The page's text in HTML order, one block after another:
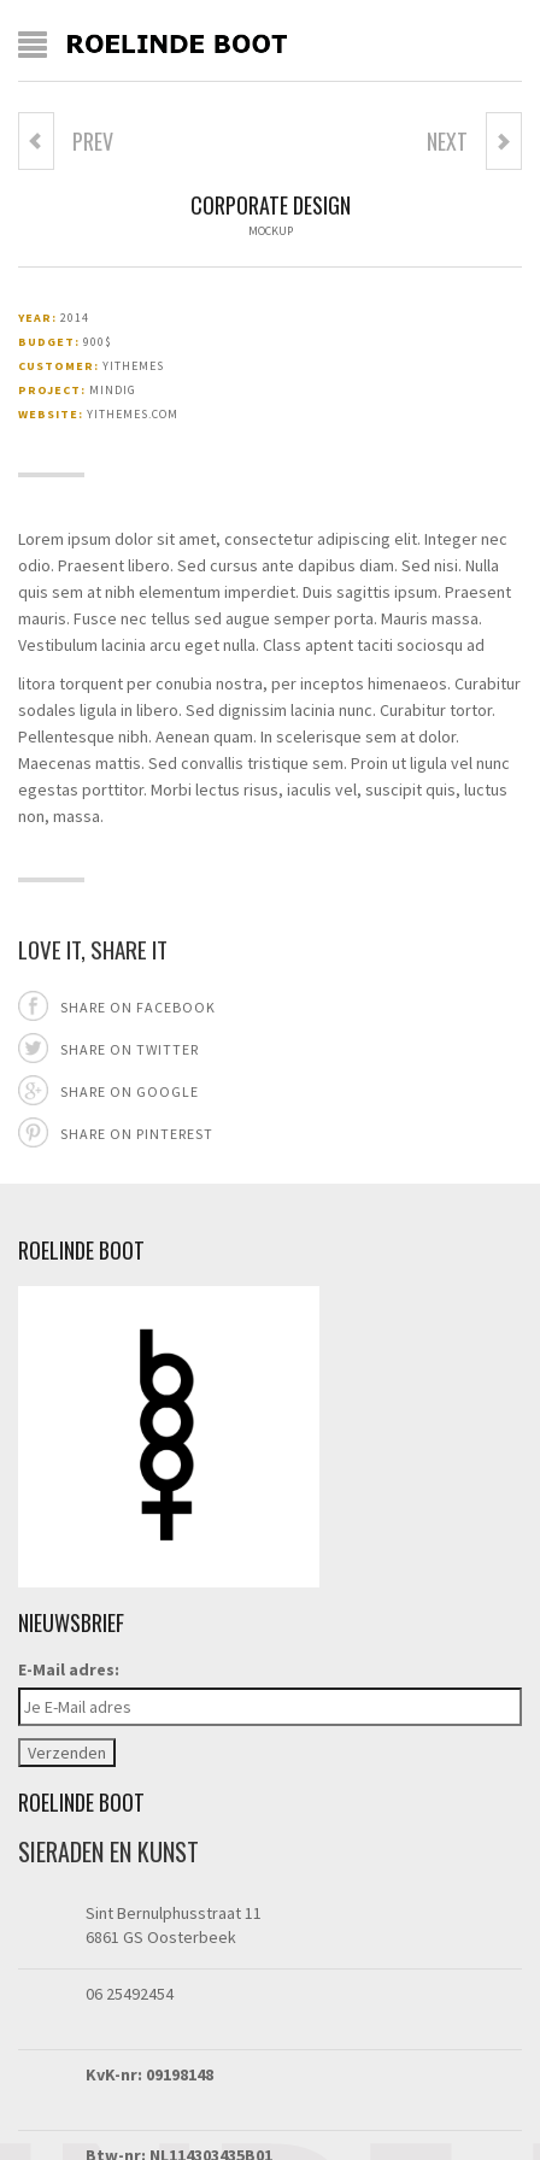
PREV
CORPORATE DESIGN
MOCKUP
NEXT
YEAR: 2014
BUDGET: 900$
CUSTOMER: YITHEMES
PROJECT: MINDIG
WEBSITE: YITHEMES.COM
Lorem ipsum dolor sit amet, consectetur adipiscing elit. Integer nec
odio. Praesent libero. Sed cursus ante dapibus diam. Sed nisi. Nulla
quis sem at nibh elementum imperdiet. Duis sagittis ipsum. Praesent
mauris. Fusce nec tellus sed augue semper porta. Mauris massa.
Vestibulum lacinia arcu eget nulla. Class aptent taciti sociosqu ad
litora torquent per conubia nostra, per inceptos himenaeos. Curabitur
sodales ligula in libero. Sed dignissim lacinia nunc. Curabitur tortor.
Pellentesque nibh. Aenean quam. In scelerisque sem at dolor.
Maecenas mattis. Sed convallis tristique sem. Proin ut ligula vel nunc
egestas porttitor. Morbi lectus risus, iaculis vel, suscipit quis, luctus
non, massa.
LOVE IT, SHARE IT
SHARE ON FACEBOOK
SHARE ON TWITTER
SHARE ON GOOGLE
SHARE ON PINTEREST
ROELINDE BOOT
NIEUWSBRIEF
E-Mail adres:
ROELINDE BOOT
SIERADEN EN KUNST
Sint Bernulphusstraat 11
6861 GS Oosterbeek
06 25492454
KvK-nr: 09198148
Btw-nr: NL114303435B01